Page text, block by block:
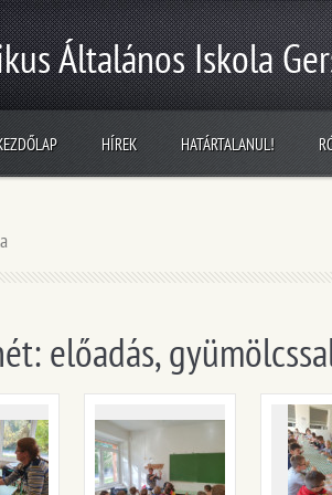
Általános Iskola
HÍREK HATÁRTALANUL!
előadás,